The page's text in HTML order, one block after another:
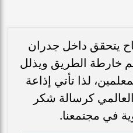
يتحقق داخل جدران
خارطة الطريق ويذلل
لذا تأتي إذاعة
كرسالة شكر
في مجتمعنا.